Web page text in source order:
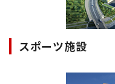
スポーツ施設